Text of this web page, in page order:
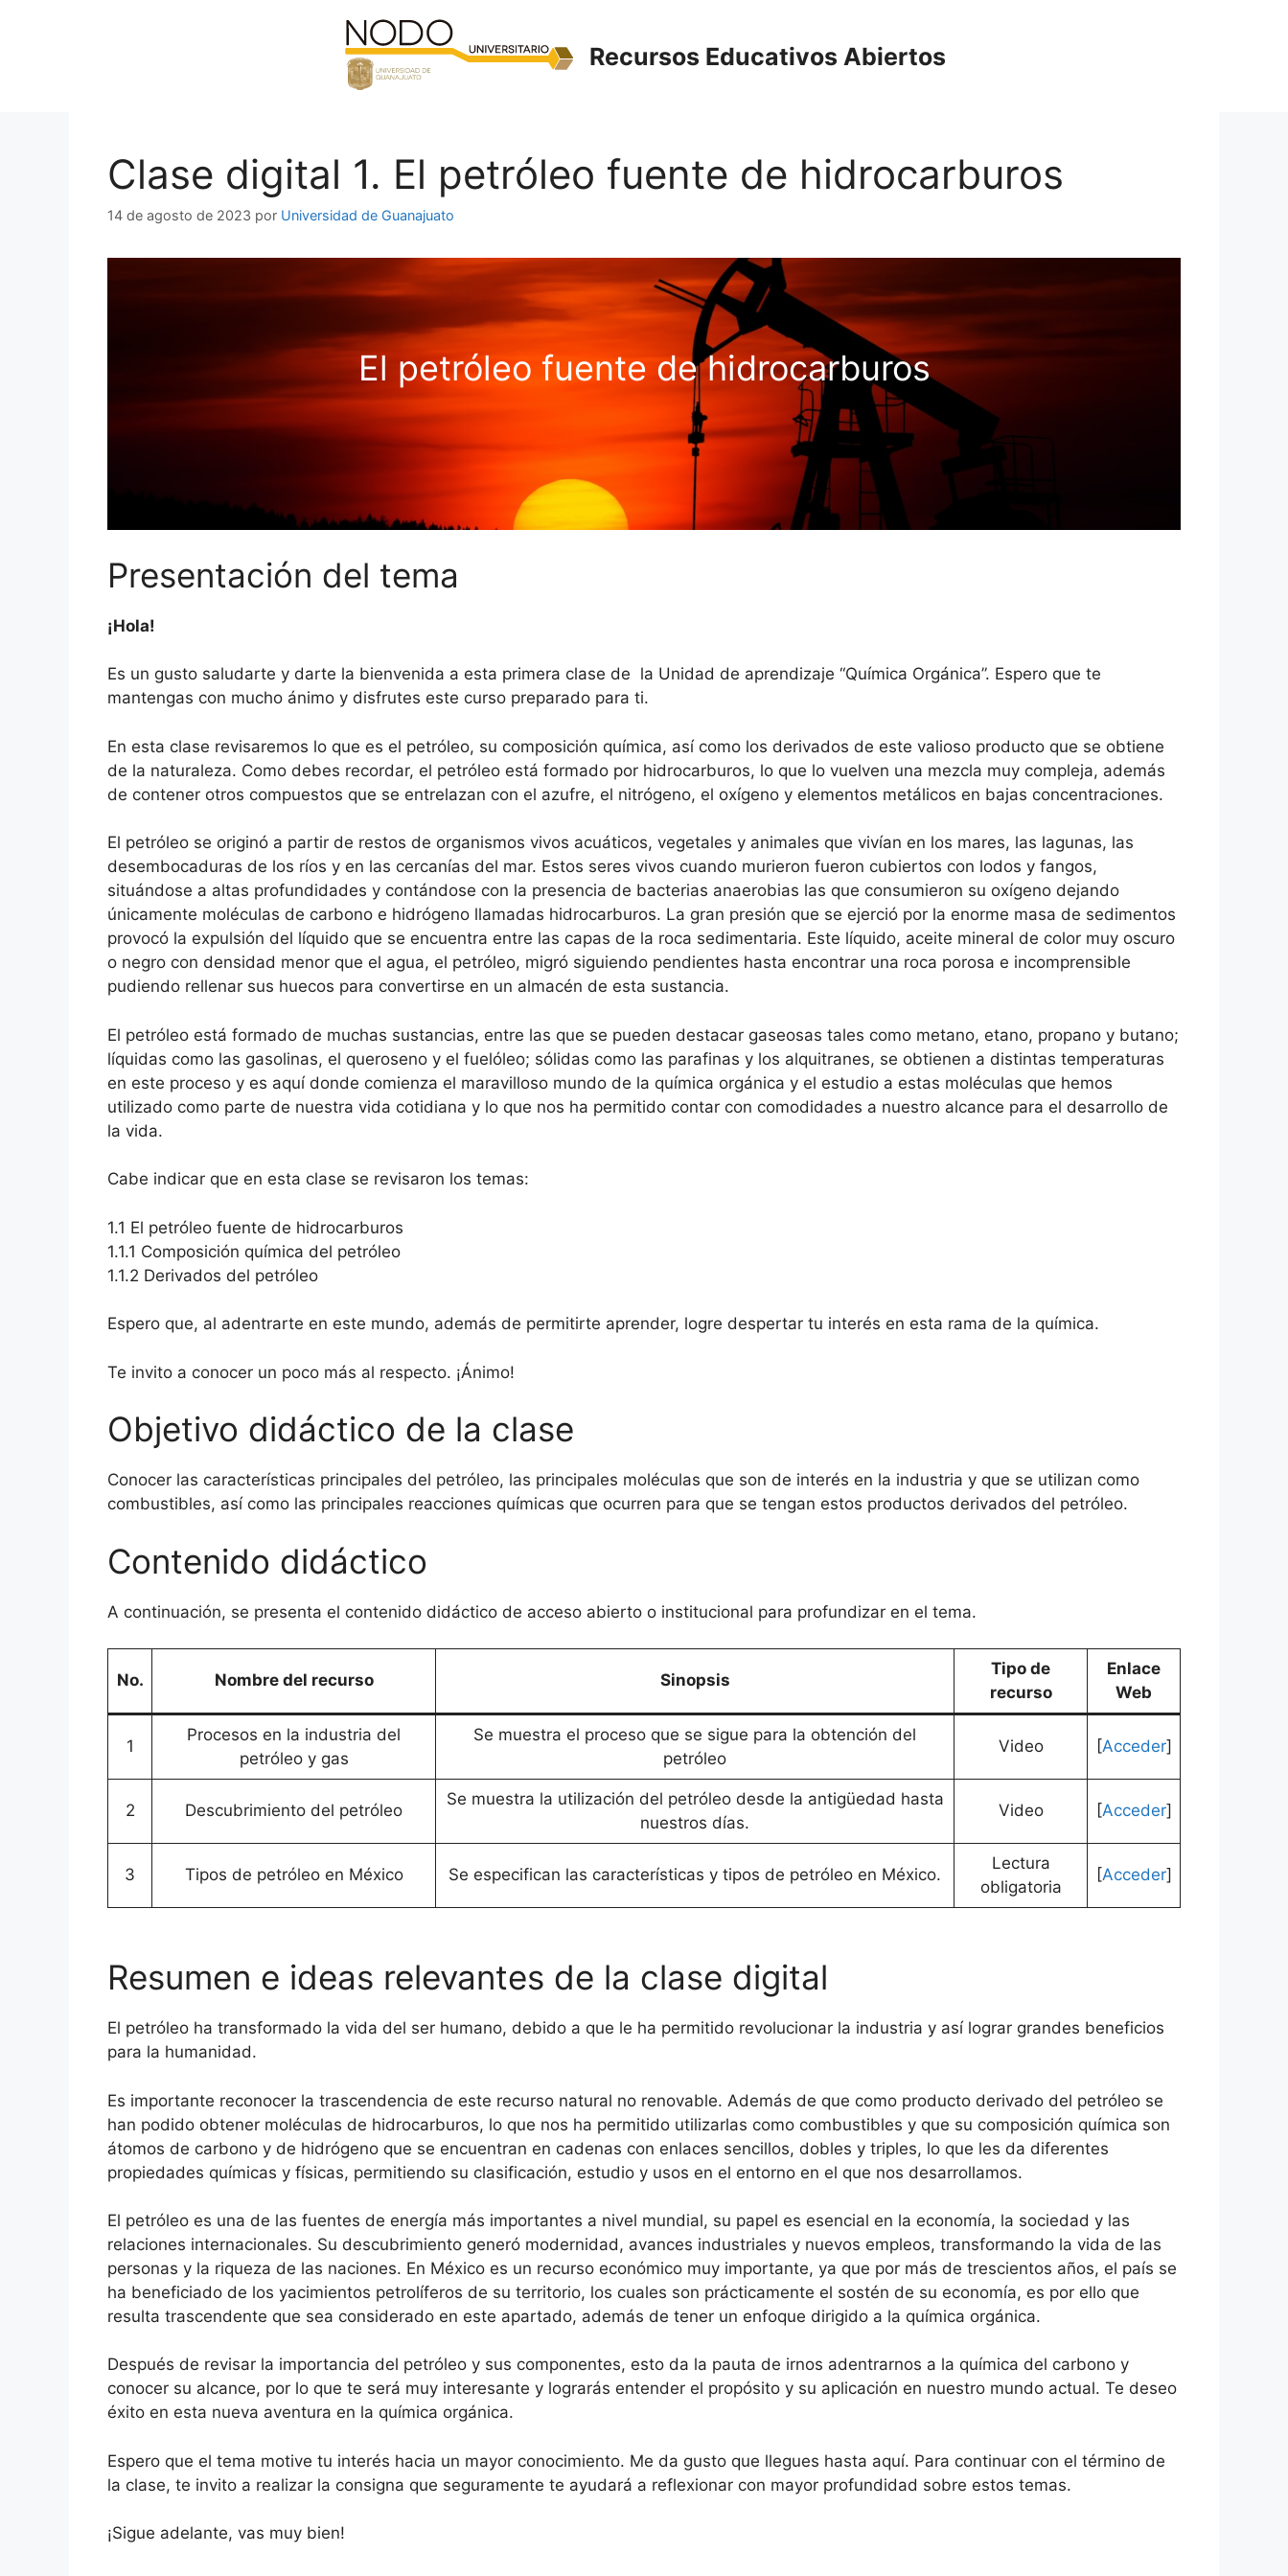
Recursos Educativos Abiertos
Clase digital 1. El petróleo fuente de hidrocarburos
14 de agosto de 2023 por Universidad de Guanajuato
El petróleo fuente de hidrocarburos
Presentación del tema
¡Hola!
Es un gusto saludarte y darte la bienvenida a esta primera clase de la Unidad de aprendizaje “Química Orgánica”. Espero que te
mantengas con mucho ánimo y disfrutes este curso preparado para ti.
En esta clase revisaremos lo que es el petróleo, su composición química, así como los derivados de este valioso producto que se obtiene
de la naturaleza. Como debes recordar, el petróleo está formado por hidrocarburos, lo que lo vuelven una mezcla muy compleja, además
de contener otros compuestos que se entrelazan con el azufre, el nitrógeno, el oxígeno y elementos metálicos en bajas concentraciones.
El petróleo se originó a partir de restos de organismos vivos acuáticos, vegetales y animales que vivían en los mares, las lagunas, las
desembocaduras de los ríos y en las cercanías del mar. Estos seres vivos cuando murieron fueron cubiertos con lodos y fangos,
situándose a altas profundidades y contándose con la presencia de bacterias anaerobias las que consumieron su oxígeno dejando
únicamente moléculas de carbono e hidrógeno llamadas hidrocarburos. La gran presión que se ejerció por la enorme masa de sedimentos
provocó la expulsión del líquido que se encuentra entre las capas de la roca sedimentaria. Este líquido, aceite mineral de color muy oscuro
o negro con densidad menor que el agua, el petróleo, migró siguiendo pendientes hasta encontrar una roca porosa e incomprensible
pudiendo rellenar sus huecos para convertirse en un almacén de esta sustancia.
El petróleo está formado de muchas sustancias, entre las que se pueden destacar gaseosas tales como metano, etano, propano y butano;
líquidas como las gasolinas, el queroseno y el fuelóleo; sólidas como las parafinas y los alquitranes, se obtienen a distintas temperaturas
en este proceso y es aquí donde comienza el maravilloso mundo de la química orgánica y el estudio a estas moléculas que hemos
utilizado como parte de nuestra vida cotidiana y lo que nos ha permitido contar con comodidades a nuestro alcance para el desarrollo de
la vida.
Cabe indicar que en esta clase se revisaron los temas:
1.1 El petróleo fuente de hidrocarburos
1.1.1 Composición química del petróleo
1.1.2 Derivados del petróleo
Espero que, al adentrarte en este mundo, además de permitirte aprender, logre despertar tu interés en esta rama de la química.
Te invito a conocer un poco más al respecto. ¡Ánimo!
Objetivo didáctico de la clase
Conocer las características principales del petróleo, las principales moléculas que son de interés en la industria y que se utilizan como
combustibles, así como las principales reacciones químicas que ocurren para que se tengan estos productos derivados del petróleo.
Contenido didáctico
A continuación, se presenta el contenido didáctico de acceso abierto o institucional para profundizar en el tema.
No. Nombre del recurso Sinopsis
Tipo de
recurso
Enlace
Web
1
Procesos en la industria del
petróleo y gas
Se muestra el proceso que se sigue para la obtención del
petróleo
Video [Acceder]
2 Descubrimiento del petróleo
Se muestra la utilización del petróleo desde la antigüedad hasta
nuestros días.
Video [Acceder]
3 Tipos de petróleo en México Se especifican las características y tipos de petróleo en México.
Lectura
obligatoria
[Acceder]
Resumen e ideas relevantes de la clase digital
El petróleo ha transformado la vida del ser humano, debido a que le ha permitido revolucionar la industria y así lograr grandes beneficios
para la humanidad.
Es importante reconocer la trascendencia de este recurso natural no renovable. Además de que como producto derivado del petróleo se
han podido obtener moléculas de hidrocarburos, lo que nos ha permitido utilizarlas como combustibles y que su composición química son
átomos de carbono y de hidrógeno que se encuentran en cadenas con enlaces sencillos, dobles y triples, lo que les da diferentes
propiedades químicas y físicas, permitiendo su clasificación, estudio y usos en el entorno en el que nos desarrollamos.
El petróleo es una de las fuentes de energía más importantes a nivel mundial, su papel es esencial en la economía, la sociedad y las
relaciones internacionales. Su descubrimiento generó modernidad, avances industriales y nuevos empleos, transformando la vida de las
personas y la riqueza de las naciones. En México es un recurso económico muy importante, ya que por más de trescientos años, el país se
ha beneficiado de los yacimientos petrolíferos de su territorio, los cuales son prácticamente el sostén de su economía, es por ello que
resulta trascendente que sea considerado en este apartado, además de tener un enfoque dirigido a la química orgánica.
Después de revisar la importancia del petróleo y sus componentes, esto da la pauta de irnos adentrarnos a la química del carbono y
conocer su alcance, por lo que te será muy interesante y lograrás entender el propósito y su aplicación en nuestro mundo actual. Te deseo
éxito en esta nueva aventura en la química orgánica.
Espero que el tema motive tu interés hacia un mayor conocimiento. Me da gusto que llegues hasta aquí. Para continuar con el término de
la clase, te invito a realizar la consigna que seguramente te ayudará a reflexionar con mayor profundidad sobre estos temas.
¡Sigue adelante, vas muy bien!